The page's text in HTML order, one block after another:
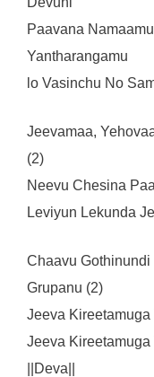
Paavana
Yantharangamu
lo Vasinchu No
Jeevamaa,
(2)
Neevu Chesina
Leviyun Lekunda
Chaavu
Grupanu (2)
Jeeva
Jeeva
||Deva||